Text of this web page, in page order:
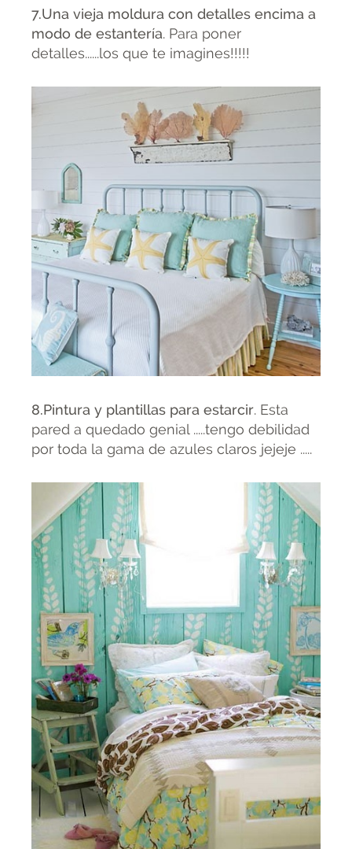
7.Una vieja moldura con detalles encima a
modo de estantería. Para poner
detalles......los que te imagines!!!!!
8.Pintura y plantillas para estarcir. Esta
pared a quedado genial .....tengo debilidad
por toda la gama de azules claros jejeje .....